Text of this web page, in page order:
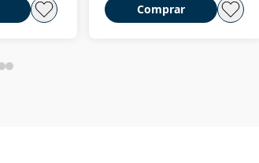
Comprar